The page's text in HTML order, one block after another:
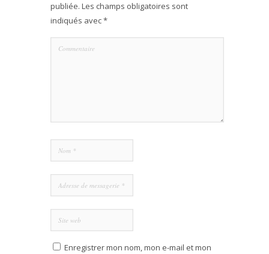
publiée. Les champs obligatoires sont
indiqués avec*
Enregistrer mon nom, mon e-mail et mon